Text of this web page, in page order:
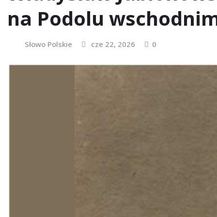
na Podolu
Słowo Polskie cze 22, 2026 0